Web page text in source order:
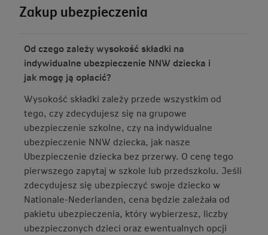
Zakup ubezpieczenia
Od czego zależy wysokość składki na
indywidualne ubezpieczenie NNW dziecka i
jak mogę ją opłacić?
Wysokość składki zależy przede wszystkim od
tego, czy zdecydujesz się na grupowe
ubezpieczenie szkolne, czy na indywidualne
ubezpieczenie NNW dziecka, jak nasze
Ubezpieczenie dziecka bez przerwy. O cenę tego
pierwszego zapytaj w szkole lub przedszkolu. Jeśli
zdecydujesz się ubezpieczyć swoje dziecko w
Nationale-Nederlanden, cena będzie zależała od
pakietu ubezpieczenia, który wybierzesz, liczby
ubezpieczonych dzieci oraz ewentualnych opcji